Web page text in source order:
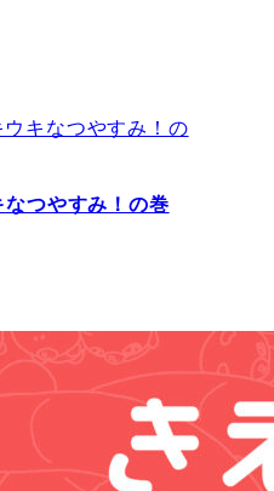
つやすみ！の巻